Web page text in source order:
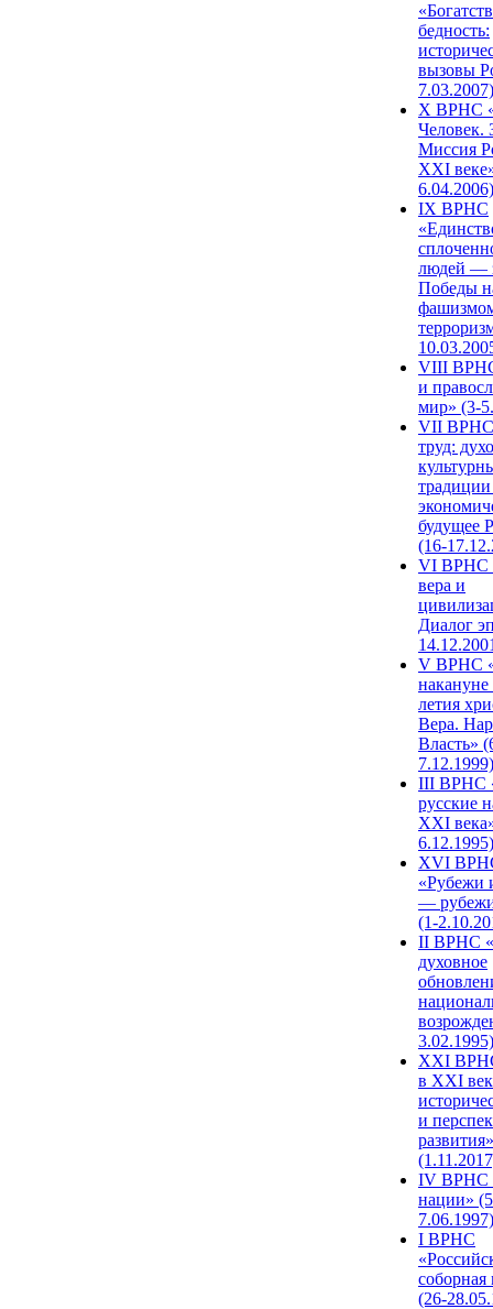
бедность:
вызовы
7.03.2007)
X ВРНС
Человек.
Миссия
XXI
6.04.2006)
IX ВРНС
людей —
Победы
VIII
и
мир» (3-
VII ВРНС
труд:
будущее
(16-
VI ВРНС
вера и
Диалог
V ВРНС
накануне
летия
Вера.
Власть»
7.12.1999)
III ВРНС
русские
XXI
6.12.1995)
XVI
«Рубежи
—
(1-
II ВРНС
духовное
3.02.1995)
XХI
в XXI
и
развития»
IV ВРНС
нации»
7.06.1997)
I ВРНС
(26-